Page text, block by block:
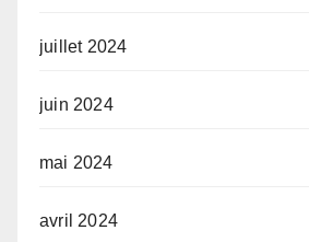
juillet 2024
juin 2024
mai 2024
avril 2024